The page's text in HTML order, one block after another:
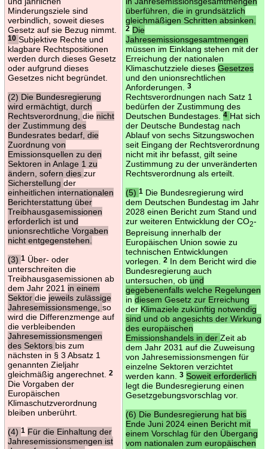
Minderungsziele sind
verbindlich, soweit dieses
Gesetz auf sie Bezug nimmt.
10 Subjektive Rechte und
klagbare Rechtspositionen
werden durch dieses Gesetz
oder aufgrund dieses
Gesetzes nicht begründet.
(2) Die Bundesregierung
wird ermächtigt, durch
Rechtsverordnung, die nicht
der Zustimmung des
Bundesrates bedarf, die
Zuordnung von
Emissionsquellen zu den
Sektoren in Anlage 1 zu
ändern, sofern dies zur
Sicherstellung der
einheitlichen internationalen
Berichterstattung über
Treibhausgasemissionen
erforderlich ist und
unionsrechtliche Vorgaben
nicht entgegenstehen.
(3) 1Über- oder
unterschreiten die
Treibhausgasemissionen ab
dem Jahr 2021 in einem
Sektor die jeweils zulässige
Jahresemissionsmenge, so
wird die Differenzmenge auf
die verbleibenden
Jahresemissionsmengen
des Sektors bis zum
nächsten in § 3 Absatz 1
genannten Zieljahr
gleichmäßig angerechnet.
2
Die Vorgaben der
Europäischen
Klimaschutzverordnung
bleiben unberührt.
(4) 1 Für die Einhaltung der
Jahresemissionsmengen ist
überführen, die in grundsätzlich
gleichmäßigen Schritten absinken.
2 Die
Jahresemissionsgesamtmengen
müssen im Einklang stehen mit der
Erreichung der nationalen
Klimaschutzziele dieses Gesetzes
und den unionsrechtlichen
Anforderungen.
3
Rechtsverordnungen nach Satz 1
bedürfen der Zustimmung des
Deutschen Bundestages.
4 Hat sich
der Deutsche Bundestag nach
Ablauf von sechs Sitzungswochen
seit Eingang der Rechtsverordnung
nicht mit ihr befasst, gilt seine
Zustimmung zu der unveränderten
Rechtsverordnung als erteilt.
(5) 1Die Bundesregierung wird
dem Deutschen Bundestag im Jahr
2028 einen Bericht zum Stand und
zur weiteren Entwicklung der CO2-
Bepreisung innerhalb der
Europäischen Union sowie zu
technischen Entwicklungen
vorlegen. 2In dem Bericht wird die
Bundesregierung auch
untersuchen, ob und
gegebenenfalls welche Regelungen
in diesem Gesetz zur Erreichung
der Klimaziele zukünftig notwendig
sind und ob angesichts der Wirkung
des europäischen
Emissionshandels in der Zeit ab
dem Jahr 2031 auf die Zuweisung
von Jahresemissionsmengen für
einzelne Sektoren verzichtet
werden kann. 3 Soweit erforderlich
legt die Bundesregierung einen
Gesetzgebungsvorschlag vor.
(6) Die Bundesregierung hat bis
Ende Juni 2024 einen Bericht mit
einem Vorschlag für den Übergang
vom nationalen zum europäischen